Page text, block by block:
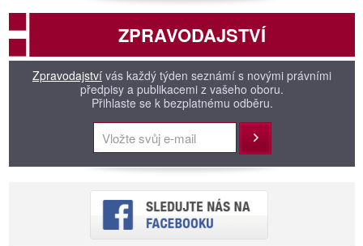
ZPRAVODAJSTVÍ
Zpravodajství vás každý týden seznámí s novými právními
předpisy a publikacemi z vašeho oboru.
Přihlaste se k bezplatnému odběru.
Přihlásit